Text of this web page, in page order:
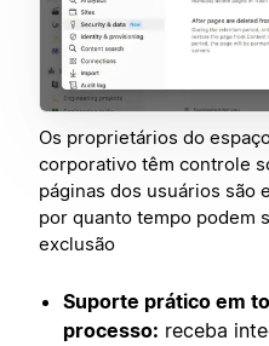
Os proprietários do
corporativo têm controle
páginas dos usuários são
por quanto tempo podem
exclusão
Suporte prático em
processo: receba